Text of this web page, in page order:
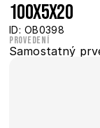
100x5x20
ID: OB0398
Provedení
Samostatný